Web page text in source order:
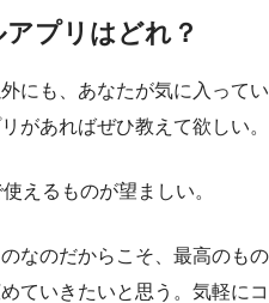
プリはどれ？
にも、あなたが気に入ってい
があればぜひ教えて欲しい。
えるものが望ましい。
なのだからこそ、最高のもの
ていきたいと思う。気軽にコ